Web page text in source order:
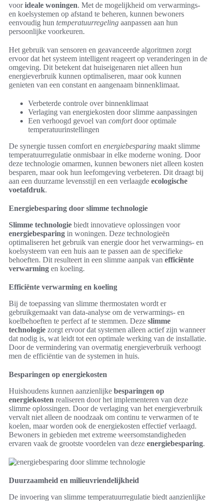
voorideale woningen. Met de mogelijkheid om verwarmings-
en koelsystemen op afstand te beheren, kunnen bewoners
eenvoudig hun temperatuurregeling aanpassen aan hun
persoonlijke voorkeuren.
Het gebruik van sensoren en geavanceerde algoritmen zorgt
ervoor dat het systeem intelligent reageert op veranderingen in de
omgeving. Dit betekent dat huiseigenaren niet alleen hun
energieverbruik kunnen optimaliseren, maar ook kunnen
genieten van een constant en aangenaam binnenklimaat.
Verbeterde controle over binnenklimaat
Verlaging van energiekosten door slimme aanpassingen
Een verhoogd gevoel van comfortdoor optimale
temperatuurinstellingen
De synergie tussen comfort en energiebesparing maakt slimme
temperatuurregulatie onmisbaar in elke moderne woning. Door
deze technologie omarmen, kunnen bewoners niet alleen kosten
besparen, maar ook hun leefomgeving verbeteren. Dit draagt bij
aan een duurzame levensstijl en een verlaagde ecologische
voetafdruk.
Energiebesparing door slimme technologie
Slimme technologie biedt innovatieve oplossingen voor
energiebesparing in woningen. Deze technologieën
optimaliseren het gebruik van energie door het verwarmings- en
koelsysteem van een huis aan te passen aan de specifieke
behoeften. Dit resulteert in een slimme aanpak van efficiënte
verwarming en koeling.
Efficiënte verwarming en koeling
Bij de toepassing van slimme thermostaten wordt er
gebruikgemaakt van data-analyse om de verwarmings- en
koelbehoeften te perfect af te stemmen. Deze slimme
technologie zorgt ervoor dat systemen alleen actief zijn wanneer
dat nodig is, wat leidt tot een optimale werking van de installatie.
Door de vermindering van overmatig energieverbruik verhoogt
men de efficiëntie van de systemen in huis.
Besparingen op energiekosten
Huishoudens kunnen aanzienlijke besparingen op
energiekosten realiseren door het implementeren van deze
slimme oplossingen. Door de verlaging van het energieverbruik
vervalt niet alleen de noodzaak om continu te verwarmen of te
koelen, maar worden ook de energiekosten effectief verlaagd.
Bewoners in gebieden met extreme weersomstandigheden
ervaren vaak de grootste voordelen van deze energiebesparing.
Duurzaamheid en milieuvriendelijkheid
De invoering van slimme temperatuurregulatie biedt aanzienlijke